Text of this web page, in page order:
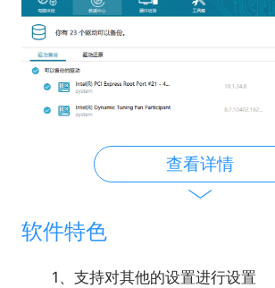
查看详情
软件特色
1、支持对其他的设置进行设置